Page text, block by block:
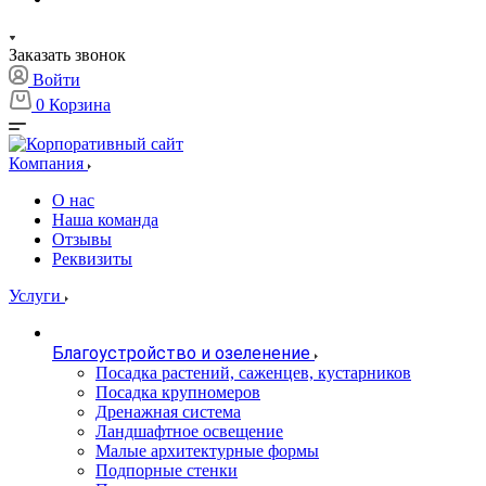
Заказать звонок
Войти
0 Корзина
Компания
О нас
Наша команда
Отзывы
Реквизиты
Услуги
Благоустройство и озеленение
Посадка растений, саженцев, кустарников
Посадка крупномеров
Дренажная система
Ландшафтное освещение
Малые архитектурные формы
Подпорные стенки